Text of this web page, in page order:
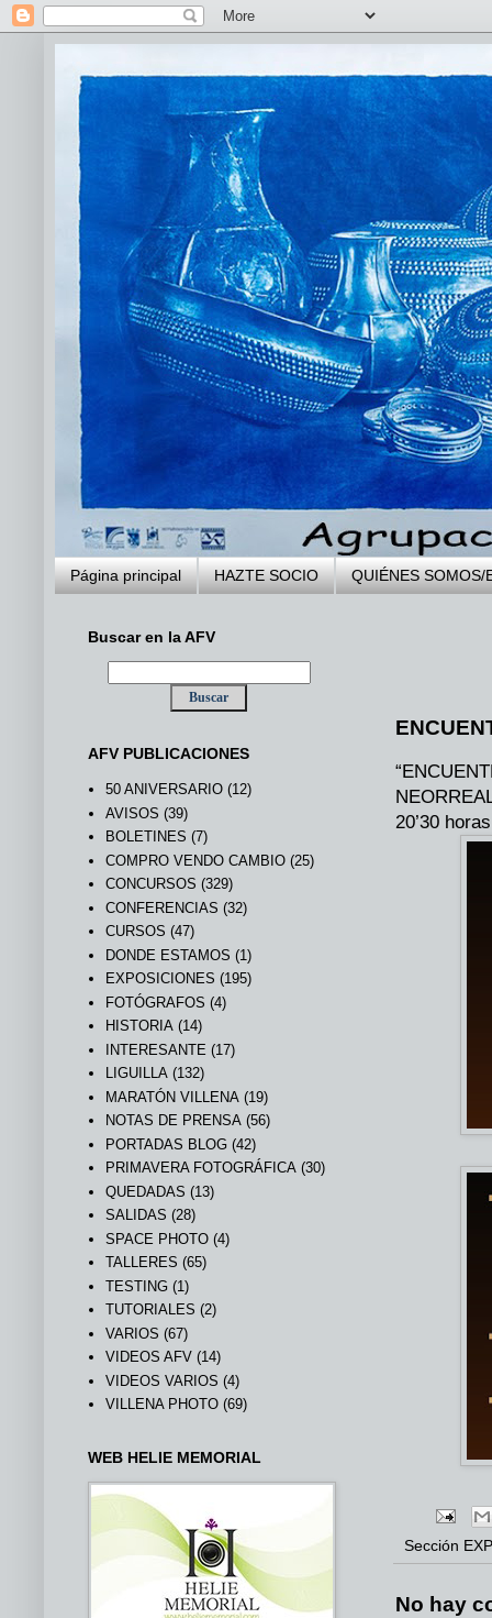
Página principal HAZTE SOCIO QUIÉNES SOMOS/
20’30
Sección
No hay
Buscar en la AFV
AFV PUBLICACIONES
50 ANIVERSARIO (12)
AVISOS (39)
BOLETINES (7)
COMPRO VENDO CAMBIO (25)
CONCURSOS (329)
CONFERENCIAS (32)
CURSOS (47)
DONDE ESTAMOS (1)
EXPOSICIONES (195)
FOTÓGRAFOS (4)
HISTORIA (14)
INTERESANTE (17)
LIGUILLA (132)
MARATÓN VILLENA (19)
NOTAS DE PRENSA (56)
PORTADAS BLOG (42)
PRIMAVERA FOTOGRÁFICA (30)
QUEDADAS (13)
SALIDAS (28)
SPACE PHOTO (4)
TALLERES (65)
TESTING (1)
TUTORIALES (2)
VARIOS (67)
VIDEOS AFV (14)
VIDEOS VARIOS (4)
VILLENA PHOTO (69)
WEB HELIE MEMORIAL